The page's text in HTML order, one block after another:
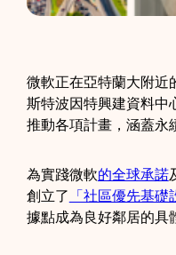
微軟正在亞特蘭大附近
斯特波因特興建資料中
推動各項計畫，涵蓋永
為實踐微軟的全球承諾
創立了 「社區優先基礎
據點成為良好鄰居的具